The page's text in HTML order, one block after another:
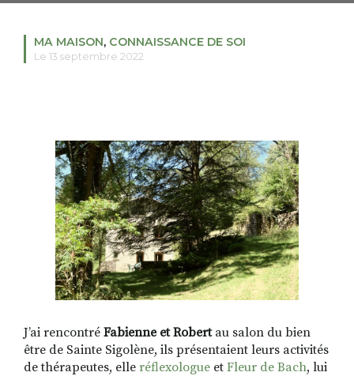
RECHERCHER
MA MAISON, CONNAISSANCE DE SOI
Le 13 septembre 2022
J’ai rencontré Fabienne et Robertau salon du bien
être de Sainte Sigolène, ils présentaient leurs activités
de thérapeutes, elle réflexologue et Fleur de Bach, lui